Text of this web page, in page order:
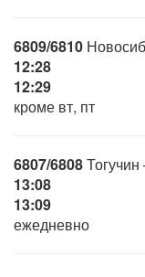
6809/6810
12:28
12:29
кроме вт, пт
6807/6808
13:08
13:09
ежедневно